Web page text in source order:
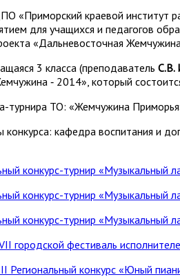
«Приморский краевой институт
для учащихся и педагогов
«Дальневосточная
3 класса (преподаватель С.В.
‑ 2014», который
турнира ТО: «Жемчужина
конкурса: кафедра воспитания и
городской фестиваль
Региональный конкурс «Юный